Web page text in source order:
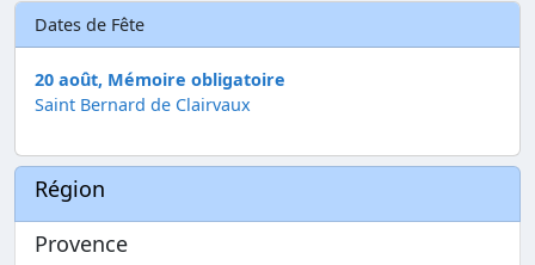
Dates de Fête
20 août, Mémoire obligatoire
Saint Bernard de Clairvaux
Région
Provence